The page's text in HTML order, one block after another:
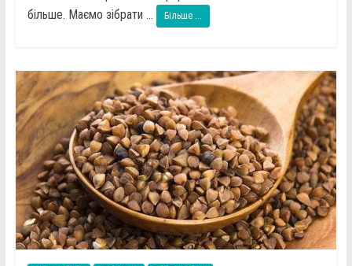
більше. Маємо зібрати ...
Більше ...